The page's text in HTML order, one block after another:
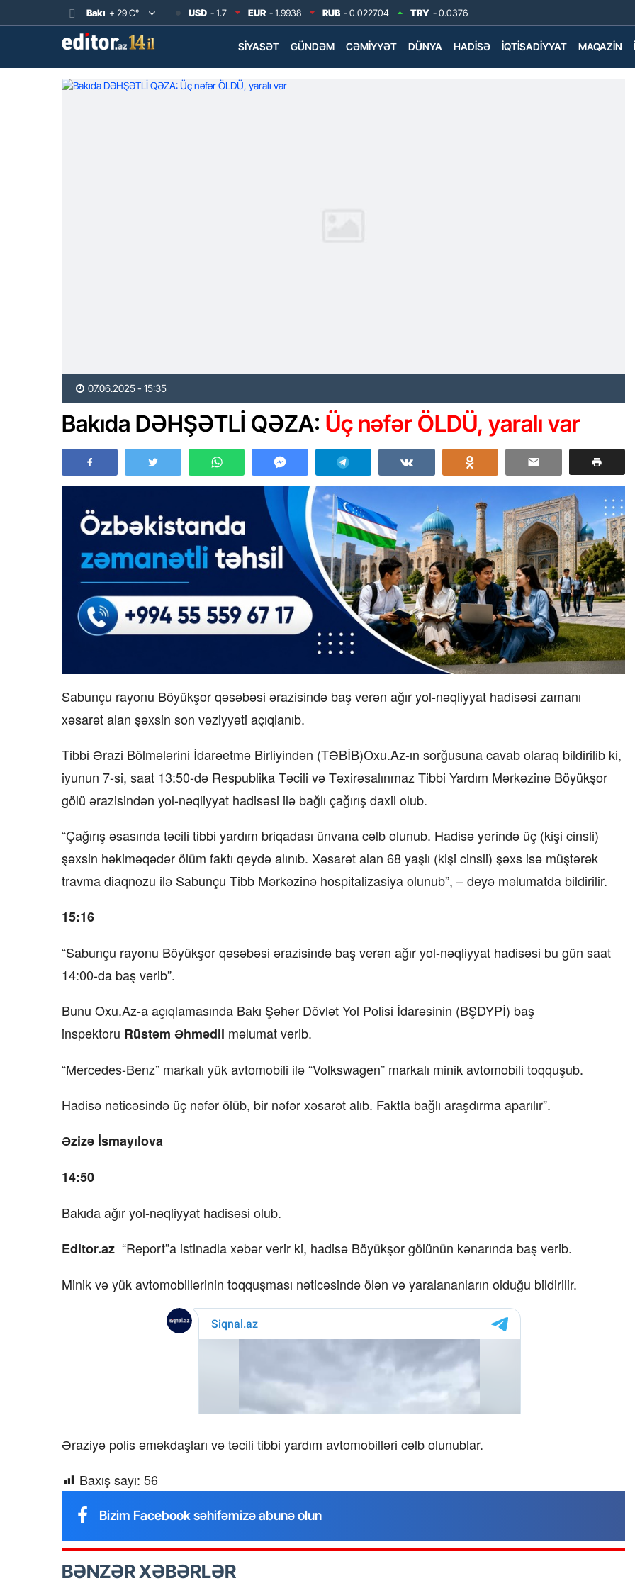
Bakı + 29 C° USD - 1.7 EUR - 1.9938 RUB - 0.022704 TRY - 0.0376
SIYASƏT GÜNDƏM CƏMIYYƏT DÜNYA HADISƏ İQTISADIYYAT MAQAZIN
07.06.2025 - 15:35
Bakıda DƏHŞƏTLİ QƏZA: Üç nəfər ÖLDÜ, yaralı var
Sabunçu rayonu Böyükşor qəsəbəsi ərazisində baş verən ağır yol-nəqliyyat hadisəsi zamanı
xəsarət alan şəxsin son vəziyyəti açıqlanıb.
Tibbi Ərazi Bölmələrini İdarəetmə Birliyindən (TƏBİB)Oxu.Az-ın sorğusuna cavab olaraq bildirilib ki,
iyunun 7-si, saat 13:50-də Respublika Təcili və Təxirəsalınmaz Tibbi Yardım Mərkəzinə Böyükşor
gölü ərazisindən yol-nəqliyyat hadisəsi ilə bağlı çağırış daxil olub.
“Çağırış əsasında təcili tibbi yardım briqadası ünvana cəlb olunub. Hadisə yerində üç (kişi cinsli)
şəxsin həkiməqədər ölüm faktı qeydə alınıb. Xəsarət alan 68 yaşlı (kişi cinsli) şəxs isə müştərək
travma diaqnozu ilə Sabunçu Tibb Mərkəzinə hospitalizasiya olunub”, – deyə məlumatda bildirilir.
15:16
“Sabunçu rayonu Böyükşor qəsəbəsi ərazisində baş verən ağır yol-nəqliyyat hadisəsi bu gün saat
14:00-da baş verib”.
Bunu Oxu.Az-a açıqlamasında Bakı Şəhər Dövlət Yol Polisi İdarəsinin (BŞDYPİ) baş
inspektoru Rüstəm Əhmədli məlumat verib.
“Mercedes-Benz” markalı yük avtomobili ilə “Volkswagen” markalı minik avtomobili toqquşub.
Hadisə nəticəsində üç nəfər ölüb, bir nəfər xəsarət alıb. Faktla bağlı araşdırma aparılır”.
Əzizə İsmayılova
14:50
Bakıda ağır yol-nəqliyyat hadisəsi olub.
Editor.az “Report”a istinadla xəbər verir ki, hadisə Böyükşor gölünün kənarında baş verib.
Minik və yük avtomobillərinin toqquşması nəticəsində ölən və yaralananların olduğu bildirilir.
Əraziyə polis əməkdaşları və təcili tibbi yardım avtomobilləri cəlb olunublar.
Baxış sayı: 56
Bizim Facebook səhifəmizə abunə olun
BƏNZƏR XƏBƏRLƏR
bala” – Video
07.06.2026 - 00:35